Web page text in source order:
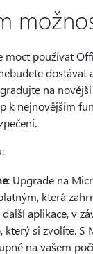
moct používat
dostávat
na
k nejnovějším
: Upgrade na
která
aplikace, v
který si zvolíte. S
na vašem